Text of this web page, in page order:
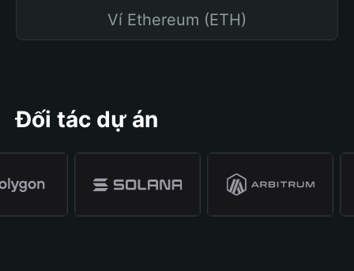
Ví Ethereum (ETH)
Đối tác dự án